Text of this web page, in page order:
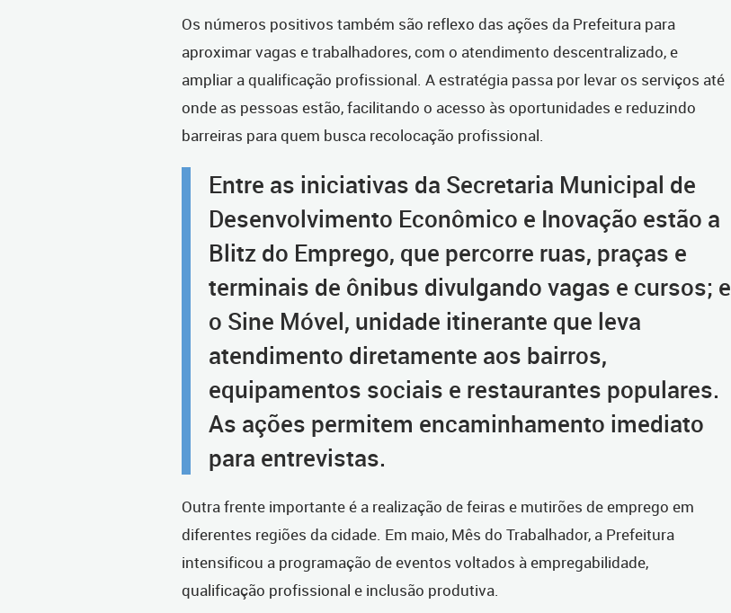
Os números positivos também são reflexo das ações da Prefeitura para
aproximar vagas e trabalhadores, com o atendimento descentralizado, e
ampliar a qualificação profissional. A estratégia passa por levar os serviços até
onde as pessoas estão, facilitando o acesso às oportunidades e reduzindo
barreiras para quem busca recolocação profissional.
Entre as iniciativas da Secretaria Municipal de
Desenvolvimento Econômico e Inovação estão a
Blitz do Emprego, que percorre ruas, praças e
terminais de ônibus divulgando vagas e cursos; e
o Sine Móvel, unidade itinerante que leva
atendimento diretamente aos bairros,
equipamentos sociais e restaurantes populares.
As ações permitem encaminhamento imediato
para entrevistas.
Outra frente importante é a realização de feiras e mutirões de emprego em
diferentes regiões da cidade. Em maio, Mês do Trabalhador, a Prefeitura
intensificou a programação de eventos voltados à empregabilidade,
qualificação profissional e inclusão produtiva.